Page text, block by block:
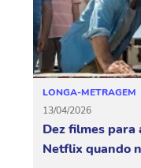
LONGA-METRAGEM
13/04/2026
Dez filmes para
Netflix quando